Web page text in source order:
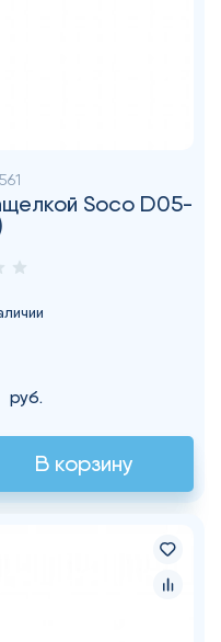
Soco D05-
руб.
В корзину